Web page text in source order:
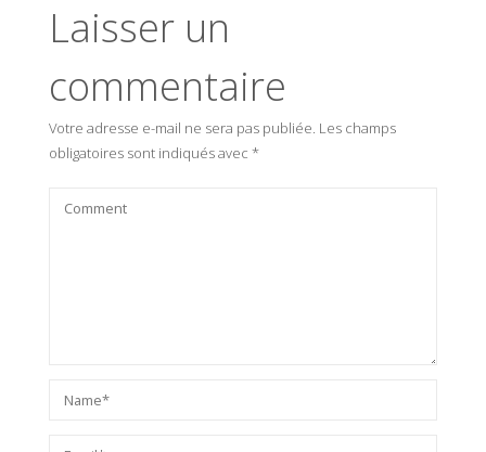
Laisser un
commentaire
Votre adresse e-mail ne sera pas publiée. Les champs
obligatoires sont indiqués avec *